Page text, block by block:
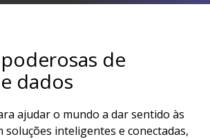
de
dados
ajudar o mundo a dar sentido às
soluções inteligentes e conectadas,